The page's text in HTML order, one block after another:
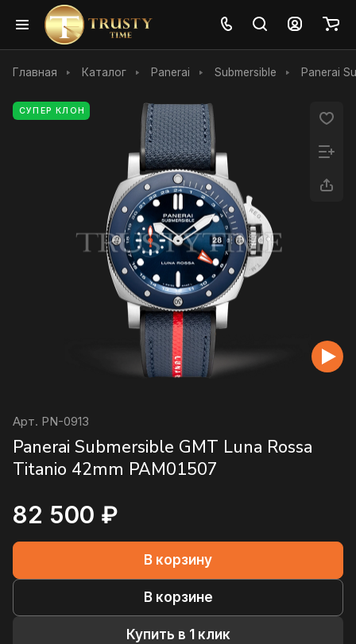
Главная Каталог Panerai Submersible Panerai
СУПЕР КЛОН
Арт. PN-0913
Panerai Submersible GMT Luna Rossa
Titanio 42mm PAM01507
82 500 ₽
В корзину
В корзине
Купить в 1 клик